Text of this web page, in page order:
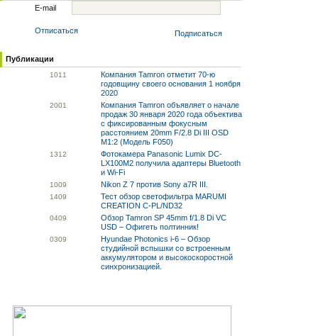
E-mail
Отписаться Подписаться
Публикации
1011
Компания Tamron отметит 70-ю
годовщину своего основания 1 ноября
2020
2001
Компания Tamron объявляет о начале
продаж 30 января 2020 года объектива
с фиксированным фокусным
расстоянием 20mm F/2.8 Di III OSD
M1:2 (Модель F050)
1312
Фотокамера Panasonic Lumix DC-
LX100M2 получила адаптеры Bluetooth
и Wi-Fi
1009 Nikon Z 7 против Sony a7R III.
1409
Тест обзор светофильтра MARUMI
CREATION C-PL/ND32
0409
Обзор Tamron SP 45mm f/1.8 Di VC
USD – Офигеть полтинник!
0309
Hyundae Photonics i-6 – Обзор
студийной вспышки со встроенным
аккумулятором и высокоскоростной
синхронизацией.